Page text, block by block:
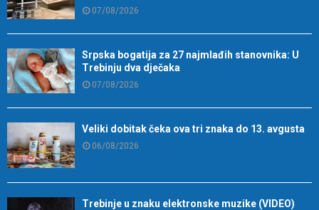
07/08/2026
Srpska bogatija za 27 najmlađih stanovnika: U
Trebinju dva dječaka
07/08/2026
Veliki dobitak čeka ova tri znaka do 13. avgusta
06/08/2026
Trebinje u znaku elektronske muzike (VIDEO)